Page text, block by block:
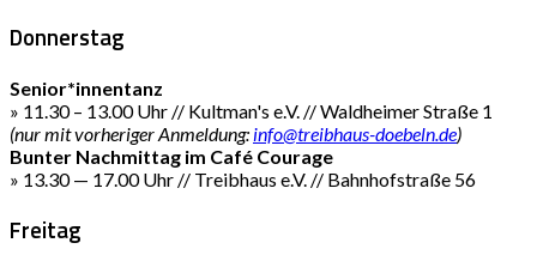
Donnerstag
Senior*innentanz
» 11.30 – 13.00 Uhr // Kultman's e.V. // Waldheimer Straße 1
(nur mit vorheriger Anmeldung: info@treibhaus-doebeln.de)
Bunter Nachmittag im Café Courage
» 13.30 — 17.00 Uhr // Treibhaus e.V. // Bahnhofstraße 56
Freitag